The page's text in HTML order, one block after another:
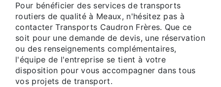
Pour bénéficier des services de transports
routiers de qualité à Meaux, n'hésitez pas à
contacter Transports Caudron Frères. Que ce
soit pour une demande de devis, une réservation
ou des renseignements complémentaires,
l'équipe de l'entreprise se tient à votre
disposition pour vous accompagner dans tous
vos projets de transport.